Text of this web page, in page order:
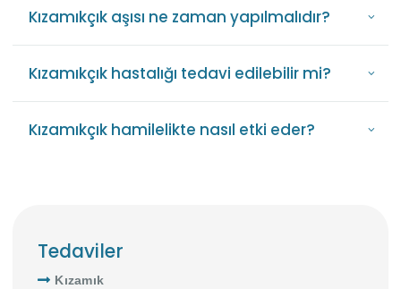
Kızamıkçık aşısı ne zaman yapılmalıdır?
Kızamıkçık hastalığı tedavi edilebilir mi?
Kızamıkçık hamilelikte nasıl etki eder?
Tedaviler
Kızamık